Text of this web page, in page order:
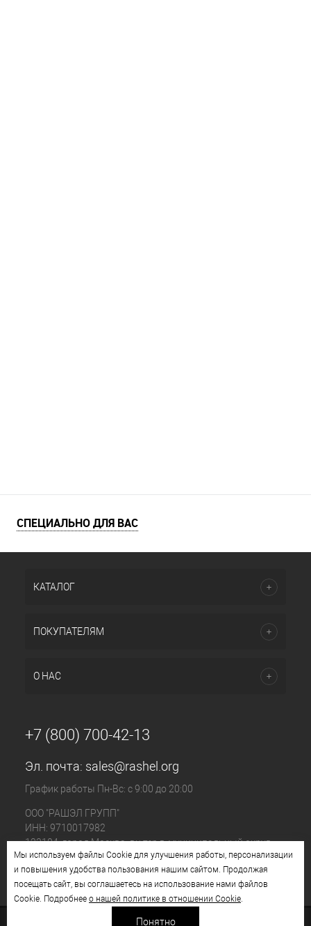
СПЕЦИАЛЬНО ДЛЯ ВАС
КАТАЛОГ
ПОКУПАТЕЛЯМ
О НАС
+7 (800) 700-42-13
Эл. почта: sales@rashel.org
График работы Пн-Вс: с 9:00 до 20:00
ООО "РАШЭЛ ГРУПП"
ИНН: 9710017982
123104, город Москва, вн.тер.г. муниципальный округ
Пресненский, ул. Большая Бронная, д. 23 стр. 1, этаж 4
помещ. I, ком. №11
Мы используем файлы Cookie для улучшения работы, персонализации
и повышения удобства пользования нашим сайтом. Продолжая
посещать сайт, вы соглашаетесь на использование нами файлов
Cookie. Подробнее о нашей политике в отношении Cookie.
Понятно